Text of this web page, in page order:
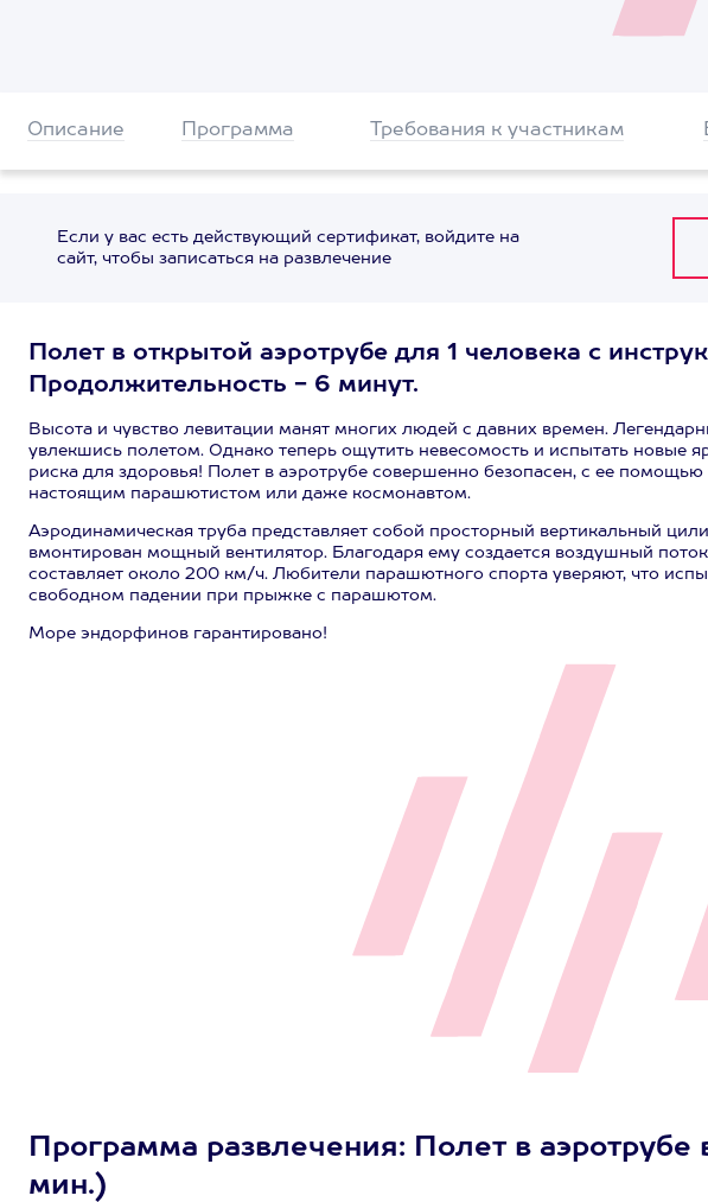
Описание Программа Требования к участникам
Если у вас есть действующий сертификат, войдите на
сайт, чтобы записаться на развлечение
Полет в открытой аэротрубе для 1 человека с
Продолжительность - 6 минут.
Высота и чувство левитации манят многих людей с давних времен.
увлекшись полетом. Однако теперь ощутить невесомость и испытать
риска для здоровья! Полет в аэротрубе совершенно безопасен, с ее помощью
настоящим парашютистом или даже космонавтом.
Аэродинамическая труба представляет собой просторный вертикальный
вмонтирован мощный вентилятор. Благодаря ему создается воздушный
составляет около 200 км/ч. Любители парашютного спорта уверяют, что
свободном падении при прыжке с парашютом.
Море эндорфинов гарантировано!
Программа развлечения: Полет в аэротрубе
мин.)